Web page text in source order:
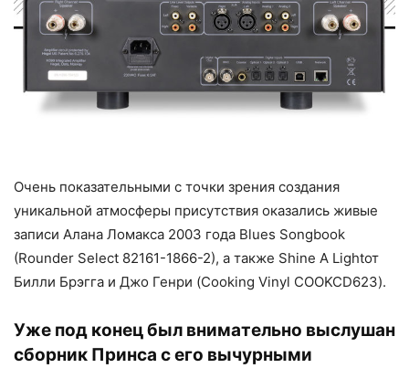
Очень показательными с точки зрения создания
уникальной атмосферы присутствия оказались живые
записи Алана Ломакса 2003 года Blues Songbook
(Rounder Select 82161-1866-2), а также Shine A Lightот
Билли Брэгга и Джо Генри (Cooking Vinyl COOKCD623).
Уже под конец был внимательно выслушан
сборник Принса с его вычурными